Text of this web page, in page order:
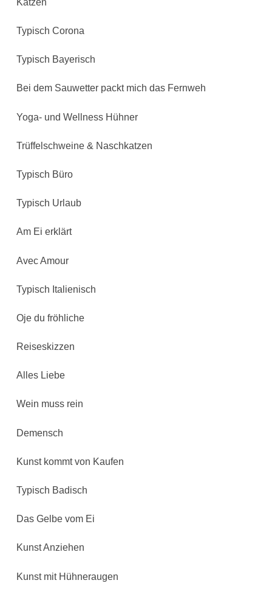
Typisch Corona
Typisch Bayerisch
Bei dem Sauwetter packt mich das Fernweh
Yoga- und Wellness Hühner
Trüffelschweine & Naschkatzen
Typisch Büro
Typisch Urlaub
Am Ei erklärt
Avec Amour
Typisch Italienisch
Oje du fröhliche
Reiseskizzen
Alles Liebe
Wein muss rein
Demensch
Kunst kommt von Kaufen
Typisch Badisch
Das Gelbe vom Ei
Kunst Anziehen
Kunst mit Hühneraugen